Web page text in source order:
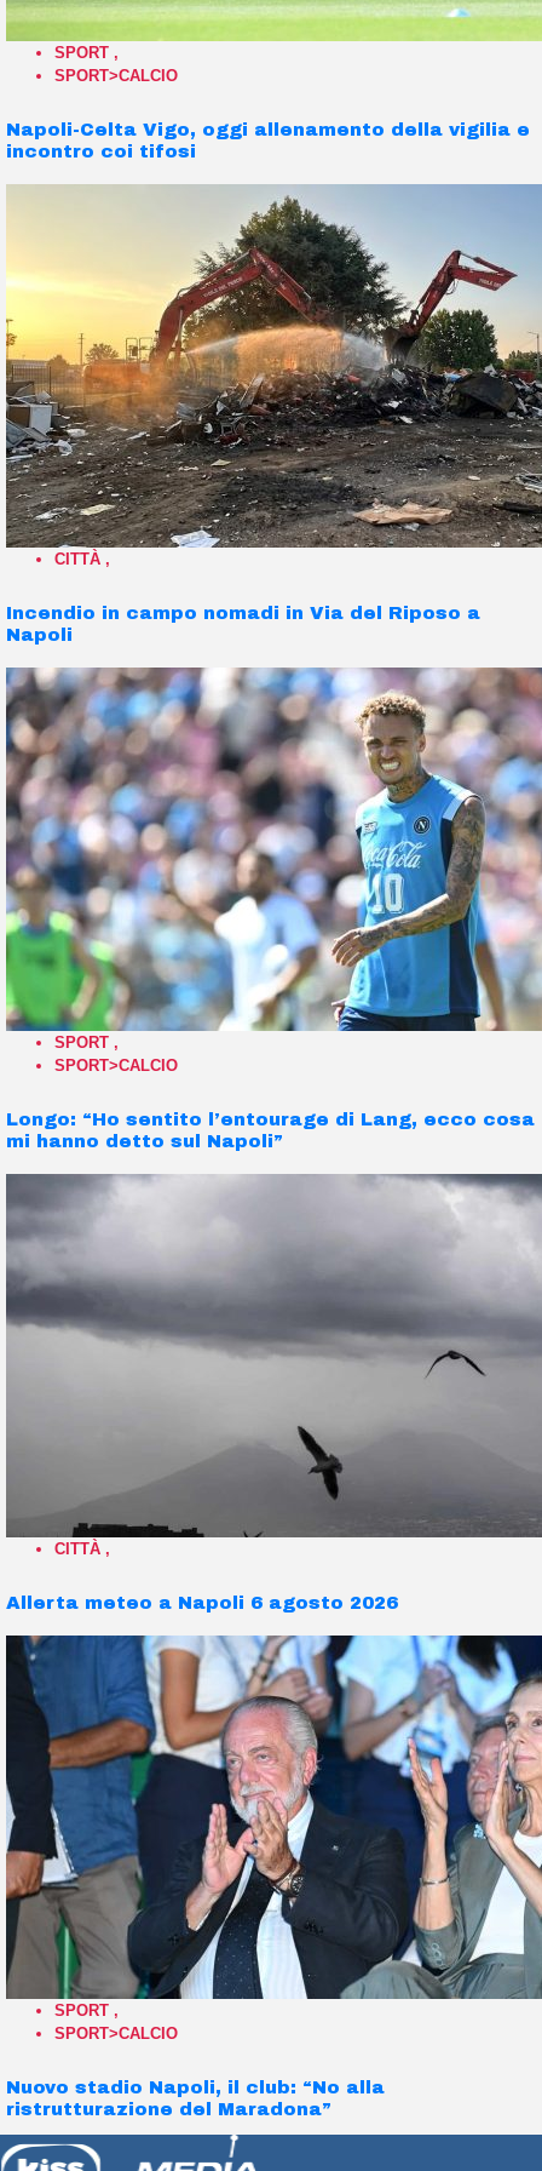
SPORT ,
SPORT>CALCIO
Napoli-Celta Vigo, oggi allenamento della vigilia e
incontro coi tifosi
CITTÀ ,
Incendio in campo nomadi in Via del Riposo a
Napoli
SPORT ,
SPORT>CALCIO
Longo: “Ho sentito l’entourage di Lang, ecco cosa
mi hanno detto sul Napoli”
CITTÀ ,
Allerta meteo a Napoli 6 agosto 2026
SPORT ,
SPORT>CALCIO
Nuovo stadio Napoli, il club: “No alla
ristrutturazione del Maradona”